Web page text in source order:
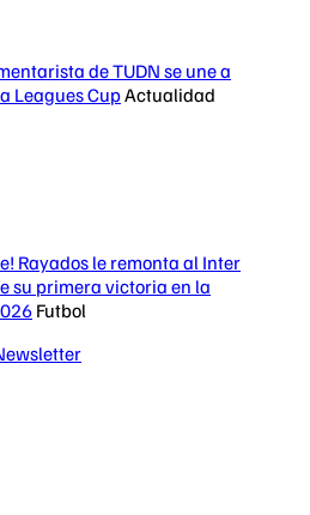
de TUDN se une a
Leagues CupActualidad
Rayados le remonta al Inter
su primera victoria en la
Futbol